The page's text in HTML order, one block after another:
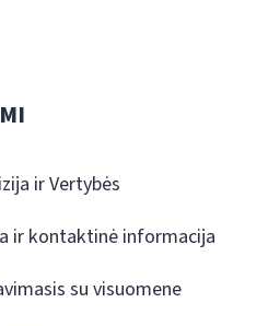
ir Vertybės
ir kontaktinė informacija
su visuomene